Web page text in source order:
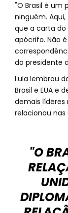
"O Brasil é um
ninguém.
que a carta
apócrifo. Não
do presidente
Lula lembrou
Brasil e EUA e
demais
relacionou
"O